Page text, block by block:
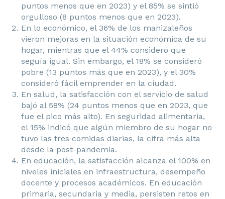
puntos menos que en 2023) y el 85% se sintió
orgulloso (8 puntos menos que en 2023).
En lo económico, el 36% de los manizaleños
vieron mejoras en la situación económica de su
hogar, mientras que el 44% consideró que
seguía igual. Sin embargo, el 18% se consideró
pobre (13 puntos más que en 2023), y el 30%
consideró fácil emprender en la ciudad.
En salud, la satisfacción con el servicio de salud
bajó al 58% (24 puntos menos que en 2023, que
fue el pico más alto). En seguridad alimentaria,
el 15% indicó que algún miembro de su hogar no
tuvo las tres comidas diarias, la cifra más alta
desde la post-pandemia.
En educación, la satisfacción alcanza el 100% en
niveles iniciales en infraestructura, desempeño
docente y procesos académicos. En educación
primaria, secundaria y media, persisten retos en